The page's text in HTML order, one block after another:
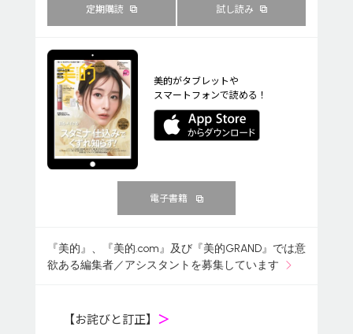
定期購読 試し読み
美的がタブレットや
スマートフォンで読める！
電子書籍
『美的』、『美的.com』及び『美的GRAND』では意
欲ある編集者／アシスタントを募集しています
【お詫びと訂正】 ＞